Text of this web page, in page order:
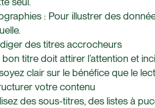
: Pour illustrer des
des titres accrocheurs
bon titre doit attirer l’attention et
clair sur le bénéfice que le
votre contenu
des sous-titres, des listes à